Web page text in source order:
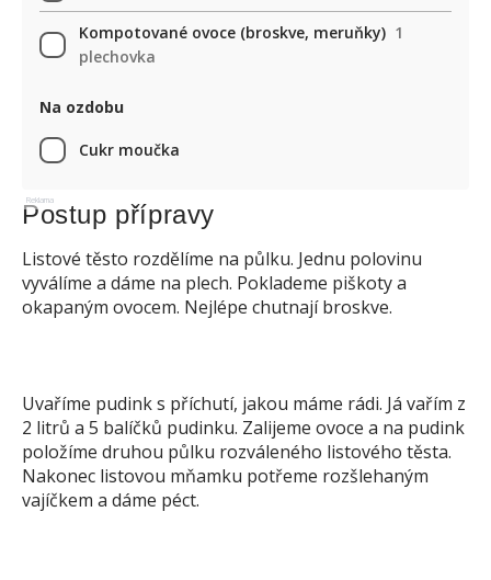
Kompotované ovoce (broskve, meruňky) 1
plechovka
Na ozdobu
Cukr moučka
Reklama
Postup přípravy
Listové těsto rozdělíme na půlku. Jednu polovinu
vyválíme a dáme na plech. Poklademe piškoty a
okapaným ovocem. Nejlépe chutnají broskve.
Uvaříme pudink s příchutí, jakou máme rádi. Já vařím z
2 litrů a 5 balíčků pudinku. Zalijeme ovoce a na pudink
položíme druhou půlku rozváleného listového těsta.
Nakonec listovou mňamku potřeme rozšlehaným
vajíčkem a dáme péct.